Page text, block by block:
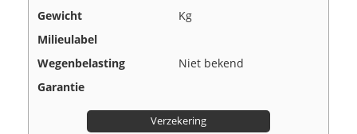
Gewicht
Kg
Milieulabel
Wegenbelasting
Niet bekend
Garantie
Verzekering